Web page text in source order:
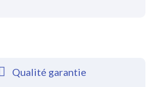
Qualité garantie